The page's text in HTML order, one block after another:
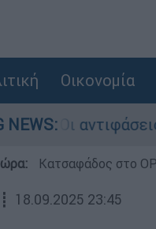
Οικονομία
NEWS: και το
Κατσαφάδος στο
┋ 18.09.2025 23:45